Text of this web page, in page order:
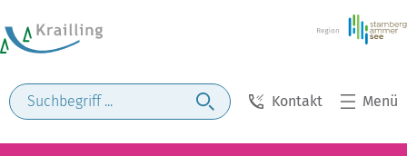
Kontakt Menü